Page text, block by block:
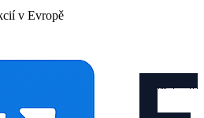
v Evropě